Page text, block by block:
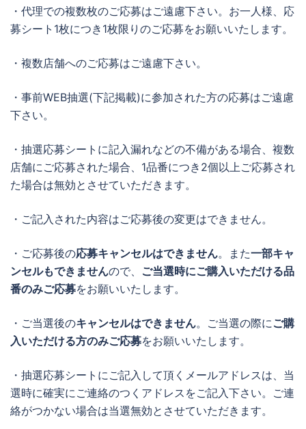
・代理での複数枚のご応募はご遠慮下さい。お一人様、応
募シート1枚につき1枚限りのご応募をお願いいたします。
・複数店舗へのご応募はご遠慮下さい。
・事前WEB抽選(下記掲載)に参加された方の応募はご遠慮
下さい。
・抽選応募シートに記入漏れなどの不備がある場合、複数
店舗にご応募された場合、1品番につき2個以上ご応募され
た場合は無効とさせていただきます。
・ご記入された内容はご応募後の変更はできません。
・ご応募後の応募キャンセルはできません。また一部キャ
ンセルもできませんので、 ご当選時にご購入いただける品
番のみご応募をお願いいたします。
・ご当選後のキャンセルはできません。ご当選の際に ご購
入いただける方のみご応募をお願いいたします。
・抽選応募シートにご記入して頂くメールアドレスは、当
選時に確実にご連絡のつくアドレスをご記入下さい。ご連
絡がつかない場合は当選無効とさせていただきます。